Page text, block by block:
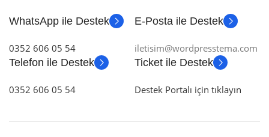
WhatsApp ile Destek
0352 606 05 54
E-Posta ile Destek
iletisim@wordpresstema.com
Telefon ile Destek
0352 606 05 54
Ticket ile Destek
Destek Portalı için tıklayın